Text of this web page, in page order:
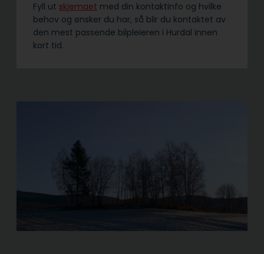
Fyll ut skjemaet med din kontaktinfo og hvilke
behov og ønsker du har, så blir du kontaktet av
den mest passende bilpleieren i Hurdal innen
kort tid.